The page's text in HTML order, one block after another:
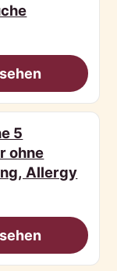
5
ohne
Allergy